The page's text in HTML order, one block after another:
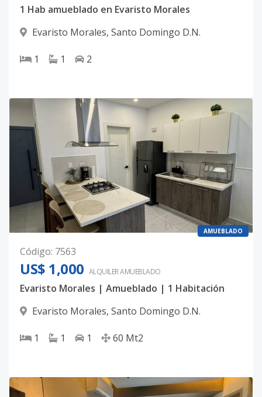
1 Hab amueblado en Evaristo Morales
Evaristo Morales, Santo Domingo D.N.
1 1 2
AMUEBLADO
Código: 7563
US$ 1,000 ALQUILERAMUEBLADO
Evaristo Morales | Amueblado | 1 Habitación
Evaristo Morales, Santo Domingo D.N.
1 1 1 60 Mt2